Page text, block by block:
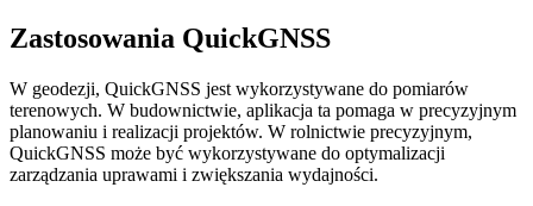
Zastosowania QuickGNSS
W geodezji, QuickGNSS jest wykorzystywane do pomiarów
terenowych. W budownictwie, aplikacja ta pomaga w precyzyjnym
planowaniu i realizacji projektów. W rolnictwie precyzyjnym,
QuickGNSS może być wykorzystywane do optymalizacji
zarządzania uprawami i zwiększania wydajności.